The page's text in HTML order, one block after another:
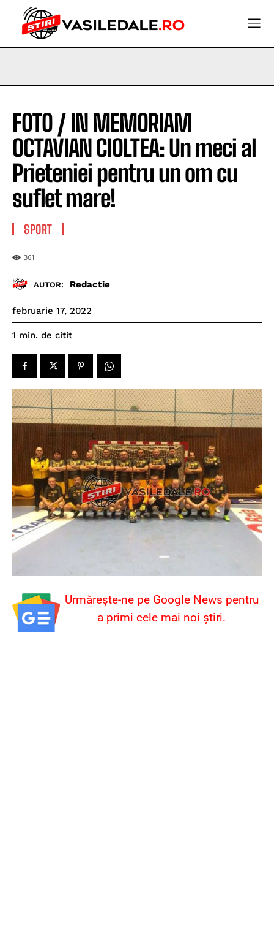
FOTO / IN MEMORIAM
OCTAVIAN CIOLTEA: Un meci al
Prieteniei pentru un om cu
suflet mare!
SPORT
361
AUTOR: Redactie
februarie 17, 2022
1 min. de citit
Urmărește-ne pe Google News pentru
a primi cele mai noi știri.